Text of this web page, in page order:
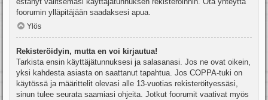
foorumin ylläpitäjään saadaksesi apua.
Ylös
Rekisteröidyin, mutta en voi kirjautua!
Tarkista ensin käyttäjätunnuksesi ja salasanasi. Jos ne ovat oikein,
yksi kahdesta asiasta on saattanut tapahtua. Jos COPPA-tuki on
käytössä ja määrittelit olevasi alle 13-vuotias rekisteröityessäsi,
sinun tulee seurata saamiasi ohjeita. Jotkut foorumit vaativat myös